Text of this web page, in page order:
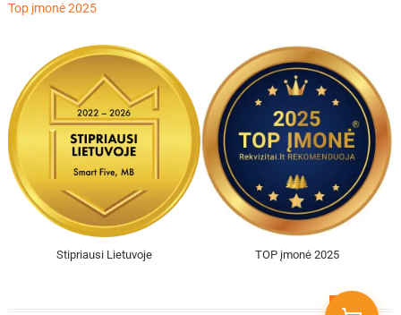
Top įmonė 2025
Stipriausi Lietuvoje TOP įmonė 2025